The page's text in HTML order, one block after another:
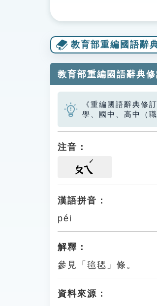
教育部重編國語辭
教育部重編國語辭典
《重編國語辭典修
學、國中、高中（
注音：
ㄆㄟ
漢語拼音：
péi
解釋：
參見「毰毸」條。
資料來源：